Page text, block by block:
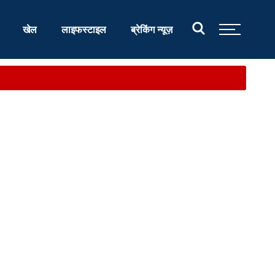
खेल लाइफस्टाइल ब्रेकिंग न्यूज़